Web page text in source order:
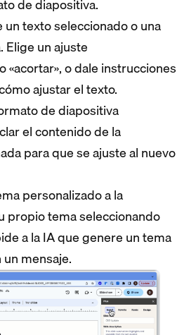
de diapositiva.
texto seleccionado o una
un ajuste
«acortar», o dale instrucciones
ajustar el texto.
de diapositiva
el contenido de la
para que se ajuste al nuevo
personalizado a la
propio tema seleccionando
a la IA que genere un tema
mensaje.